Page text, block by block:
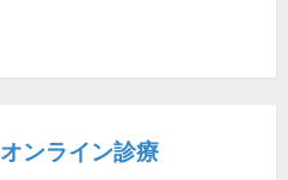
オンライン診療